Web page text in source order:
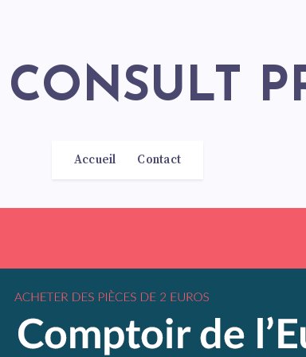
CONSULT
Accueil Contact